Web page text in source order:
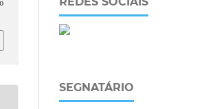
SEGNATÁRIO